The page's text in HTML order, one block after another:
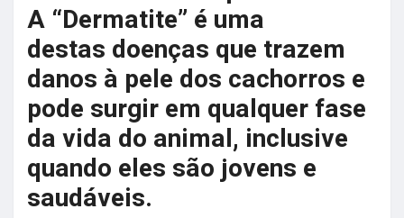
A “Dermatite” é uma
destas doenças que trazem
danos à pele dos cachorros e
pode surgir em qualquer fase
da vida do animal, inclusive
quando eles são jovens e
saudáveis.